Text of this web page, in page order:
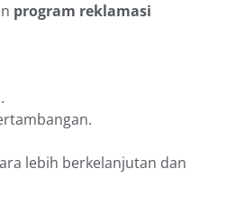
program reklamasi
lebih berkelanjutan dan